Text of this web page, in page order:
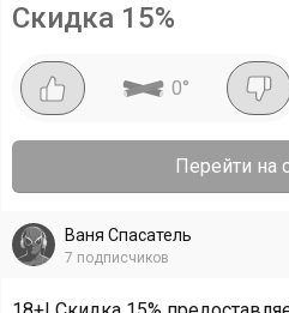
Скидка 15%
0°
Перейти на
Ваня Спасатель
7 подписчиков